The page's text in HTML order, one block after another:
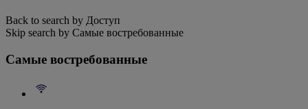
Back to search by Доступ
Skip search by Самые востребованные
Самые востребованные